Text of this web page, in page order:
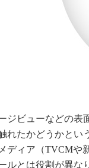
ジビューなどの表
れたかどうかとい
ディア（TVCMや
ルとは役割が異な